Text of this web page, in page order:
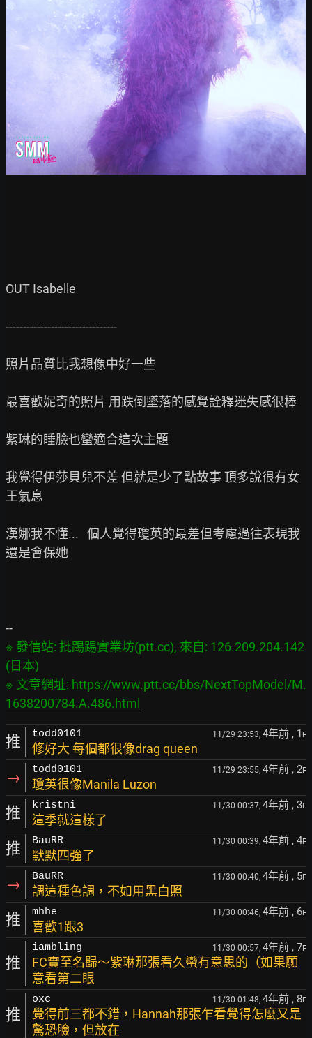
OUT Isabelle
--------------------------------
照片品質比我想像中好一些
最喜歡妮奇的照片 用跌倒墜落的感覺詮釋迷失感很棒
紫琳的睡臉也蠻適合這次主題
我覺得伊莎貝兒不差 但就是少了點故事 頂多說很有女
王氣息
漢娜我不懂...   個人覺得瓊英的最差但考慮過往表現我
還是會保她
※ 發信站: 批踢踢實業坊(ptt.cc), 來自: 126.209.204.142
(日本)
※ 文章網址: https://www.ptt.cc/bbs/NextTopModel/M.
1638200784.A.486.html
推 todd0101 11/29 23:53, 4年前 , 1 F
修好大 每個都很像drag queen
→ todd0101 11/29 23:55, 4年前 , 2F
瓊英很像Manila Luzon
推 kristni 11/30 00:37, 4年前 , 3F
這季就這樣了
推 BauRR 11/30 00:39, 4年前 , 4F
默默四強了
→ BauRR 11/30 00:40, 4年前 , 5F
調這種色調，不如用黑白照
推 mhhe 11/30 00:46, 4年前 , 6F
喜歡1跟3
推
iambling 11/30 00:57, 4年前 , 7F
FC實至名歸～紫琳那張看久蠻有意思的（如果願
意看第二眼
推
oxc 11/30 01:48, 4年前 , 8F
覺得前三都不錯，Hannah那張乍看覺得怎麼又是
驚恐臉，但放在